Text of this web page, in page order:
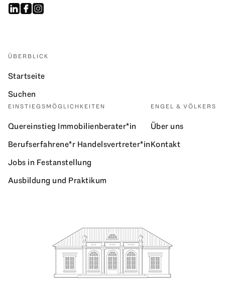
ÜBERBLICK
Startseite
Suchen
EINSTIEGSMÖGLICHKEITEN
Quereinstieg Immobilienberater*in
Berufserfahrene*r Handelsvertreter*in
Jobs in Festanstellung
Ausbildung und Praktikum
ENGEL & VÖLKERS
Über uns
Kontakt